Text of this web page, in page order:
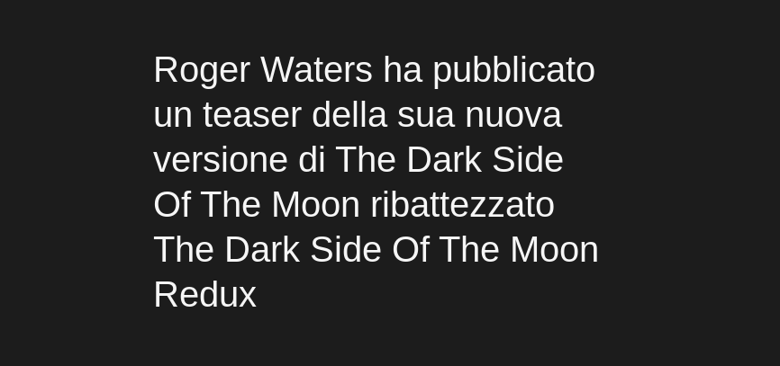
Roger Waters ha pubblicato
un teaser della sua nuova
versione di The Dark Side
Of The Moon ribattezzato
The Dark Side Of The Moon
Redux